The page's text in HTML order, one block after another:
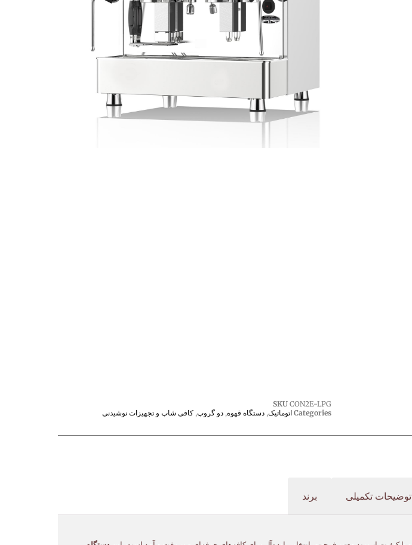
SKUCON2E-LPG
Categories اتوماتیک, دستگاه قهوه, دو گروپ, کافی شاپ و تجهیزات نوشیدنی
توضیحات تکمیلی برند